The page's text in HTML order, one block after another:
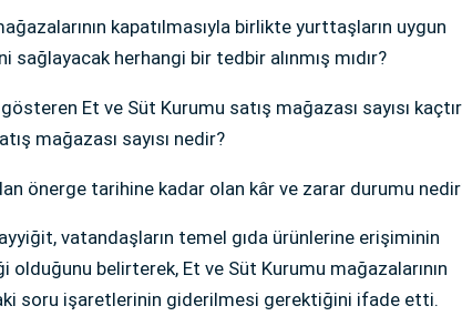
kapatılmasıyla birlikte yurttaşların uygun
herhangi bir tedbir alınmış mıdır?
Et ve Süt Kurumu satış mağazası sayısı
mağazası sayısı nedir?
önerge tarihine kadar olan kâr ve zarar durumu
vatandaşların temel gıda ürünlerine erişiminin
olduğunu belirterek, Et ve Süt Kurumu mağazalarının
soru işaretlerinin giderilmesi gerektiğini ifade etti.